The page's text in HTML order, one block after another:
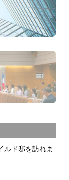
ド邸を訪れま